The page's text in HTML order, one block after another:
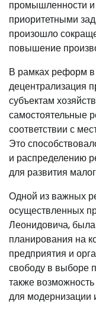
промышленности и
приоритетными
произошло
повышение
В рамках реформ
децентрализация
субъектам
самостоятельные
соответствии с
Это
и распределению
для развития
Одной из важных
осуществленных
Леонидовича,
планирования на
предприятия и
свободу в выборе
также
для модернизации